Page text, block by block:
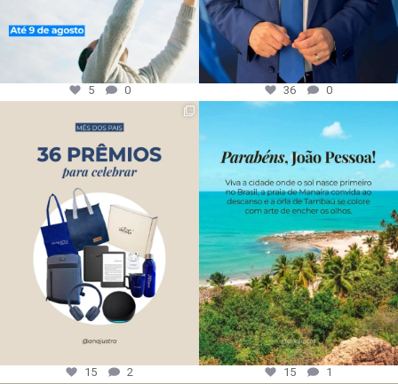
5 0 36 0
15 2 15 1